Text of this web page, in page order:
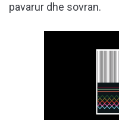
pavarur dhe sovran.